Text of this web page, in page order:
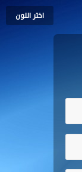
اختر اللون